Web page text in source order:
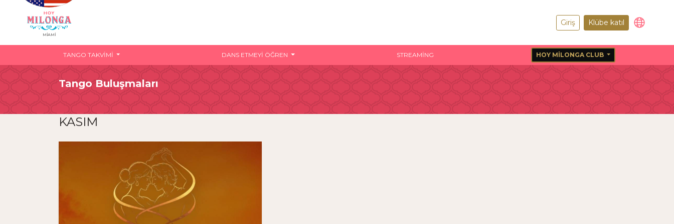
MIAMI
Giriş Klübe katıl
TANGO TAKVIMI DANS ETMEYI ÖĞREN STREAMING HOY MILONGA CLUB
Tango Buluşmaları
KASIM